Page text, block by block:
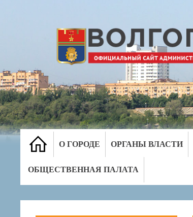
О ГОРОДЕ ОРГАНЫ ВЛАСТИ
ОБЩЕСТВЕННАЯ ПАЛАТА